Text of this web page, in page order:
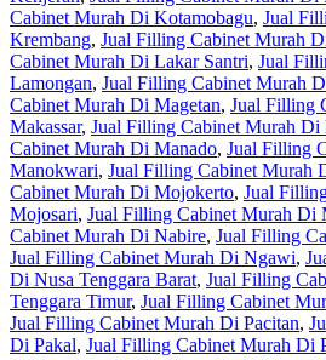
Cabinet Murah Di Kotamobagu, Jual
Krembang, Jual Filling Cabinet Murah
Cabinet Murah Di Lakar Santri, Jual
Lamongan, Jual Filling Cabinet Murah
Cabinet Murah Di Magetan, Jual Filling
Makassar, Jual Filling Cabinet Murah Di
Cabinet Murah Di Manado, Jual Filling
Manokwari, Jual Filling Cabinet Murah
Cabinet Murah Di Mojokerto, Jual
Mojosari, Jual Filling Cabinet Murah Di
Cabinet Murah Di Nabire, Jual Filling
Jual Filling Cabinet Murah Di Ngawi,
Di Nusa Tenggara Barat, Jual Filling
Tenggara Timur, Jual Filling Cabinet
Jual Filling Cabinet Murah Di Pacitan,
Di Pakal, Jual Filling Cabinet Murah Di